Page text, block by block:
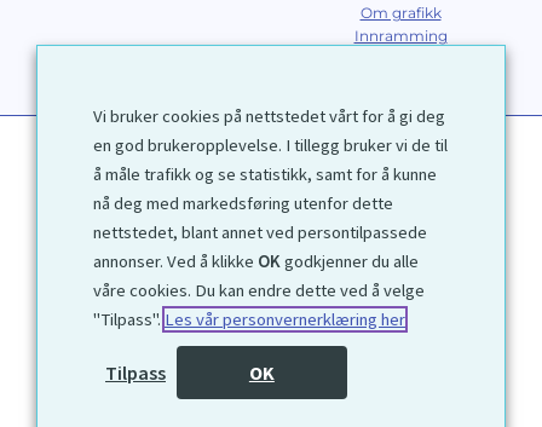
Om grafikk
Innramming
1972 © Galleri D40 AS
Utviklet avKjetil Moen Nettservice AS
Vi bruker cookies på nettstedet vårt for å gi deg
en god brukeropplevelse. I tillegg bruker vi de til
å måle trafikk og se statistikk, samt for å kunne
nå deg med markedsføring utenfor dette
nettstedet, blant annet ved persontilpassede
annonser. Ved å klikke OKgodkjenner du alle
våre cookies. Du kan endre dette ved å velge
"Tilpass". Les vår personvernerklæring her
Tilpass OK